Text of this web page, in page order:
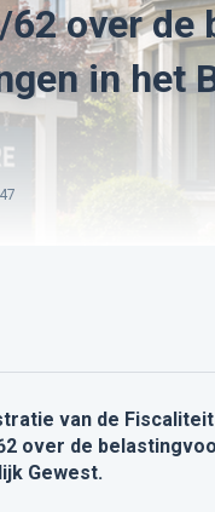
over de
in het
van de
over de
Gewest.